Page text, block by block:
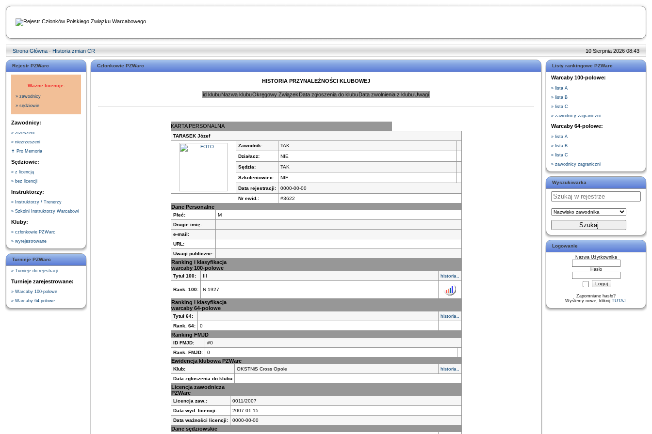
Strona Główna · Historia zmian CR 10 Sierpnia 2026 08:43
Rejestr PZWarc
Ważne licencje:
» zawodnicy
» sędziowie
Zawodnicy:
» zrzeszeni
» niezrzeszeni
✝ Pro Memoria
Sędziowie:
» z licencją
» bez licencji
Instruktorzy:
» Instruktorzy / Trenerzy
» Szkolni Instruktorzy Warcabowi
Kluby:
» członkowie PZWarc
» wyrejestrowane
Turnieje PZWarc
» Turnieje do rejestracji
Turnieje zarejestrowane:
» Warcaby 100-polowe
» Warcaby 64-polowe
Członkowie PZWarc
HISTORIA PRZYNALEŻNOŚCI KLUBOWEJ
id klubuNazwa klubuOkręgowy Związek Data zgłoszenia do klubuData zwolnienia z klubuUwagi
KARTA PERSONALNA
TARASEK Józef
Zawodnik:
TAK
Działacz:
NIE
Sędzia:
TAK
Szkoleniowiec:
NIE
Data rejestracji:
0000-00-00
Nr ewid.:
#3622
Dane Personalne
Płeć:
M
Drugie imię:
e-mail:
URL:
Uwagi publiczne:
Ranking i klasyfikacja
warcaby 100-polowe
Tytuł 100: III historia..
Rank. 100: N 1927
Ranking i klasyfikacja
warcaby 64-polowe
Tytuł 64:
historia..
Rank. 64:
0
Ranking FMJD
ID FMJD:
#0
Rank. FMJD:
0
Ewidencja klubowa PZWarc
Klub: OKSTNiS Cross Opole
historia..
Data zgłoszenia do klubu
Licencja zawodnicza
PZWarc
Licencja zaw.:
0011/2007
Data wyd. licencji:
2007-01-15
Data ważności licencji:
0000-00-00
Dane sędziowskie
Listy rankingowe PZWarc
Warcaby 100-polowe:
» lista A
» lista B
» lista C
» zawodnicy zagraniczni
Warcaby 64-polowe:
» lista A
» lista B
» lista C
» zawodnicy zagraniczni
Wyszukiwarka
Logowanie
Nazwa Użytkownika
Hasło
Zapomniane hasło?
Wyślemy nowe, kliknij TUTAJ.